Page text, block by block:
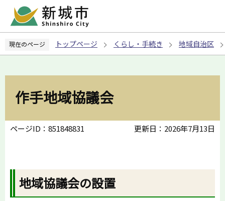
ペ
の
現在のページ トップページ くらし・手続き 地域自治区
作手地域協議会
ページID：851848831 更新日：2026年7月13日
地域協議会の設置